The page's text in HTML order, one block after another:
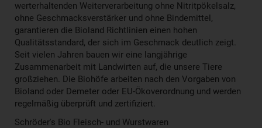
werterhaltenden Weiterverarbeitung ohne Nitritpökelsalz,
ohne Geschmacksverstärker und ohne Bindemittel,
garantieren die Bioland Richtlinien einen hohen
Qualitätsstandard, der sich im Geschmack deutlich zeigt.
Seit vielen Jahren bauen wir eine langjährige
Zusammenarbeit mit Landwirten auf, die unsere Tiere
großziehen. Die Biohöfe arbeiten nach den Vorgaben von
Bioland oder Demeter oder EU-Ökoverordnung und werden
regelmäßig überprüft und zertifiziert.
Schröder's Bio Fleisch- und Wurstwaren